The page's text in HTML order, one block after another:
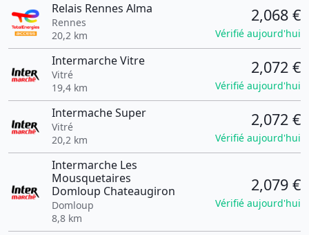
Relais Rennes Alma
Rennes
20,2 km
2,068 €
Vérifié aujourd'hui
Intermarche Vitre
Vitré
19,4 km
2,072 €
Vérifié aujourd'hui
Intermache Super
Vitré
20,2 km
2,072 €
Vérifié aujourd'hui
Intermarche Les
Mousquetaires
Domloup Chateaugiron
Domloup
8,8 km
2,079 €
Vérifié aujourd'hui